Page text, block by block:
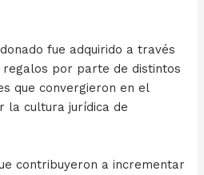
fue adquirido a través
por parte de distintos
que convergieron en el
la cultura jurídica de
contribuyeron a incrementar